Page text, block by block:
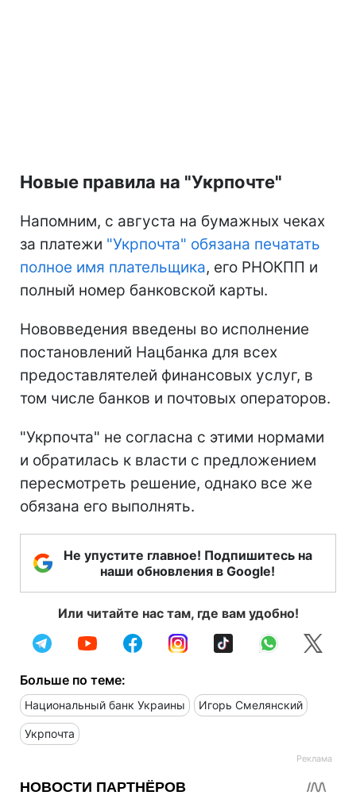
Новые правила на "Укрпочте"
Напомним, с августа на бумажных чеках
за платежи "Укрпочта" обязана печатать
полное имя плательщика, его РНОКПП и
полный номер банковской карты.
Нововведения введены во исполнение
постановлений Нацбанка для всех
предоставлятелей финансовых услуг, в
том числе банков и почтовых операторов.
"Укрпочта" не согласна с этими нормами
и обратилась к власти с предложением
пересмотреть решение, однако все же
обязана его выполнять.
Не упустите главное! Подпишитесь на
наши обновления в Google!
Или читайте нас там, где вам удобно!
Больше по теме:
Национальный банк Украины Игорь Смелянский
Укрпочта